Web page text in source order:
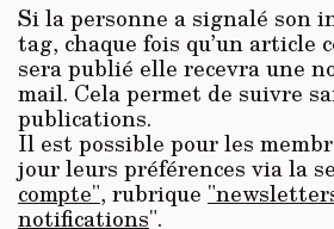
Si la personne a signalé son
tag, chaque fois qu’un article
sera publié elle recevra une
mail. Cela permet de suivre
publications.
Il est possible pour les
jour leurs préférences via la
compte", rubrique
notifications".